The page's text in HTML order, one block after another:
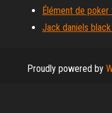
Élément de
Jack daniels
Proudly powered by